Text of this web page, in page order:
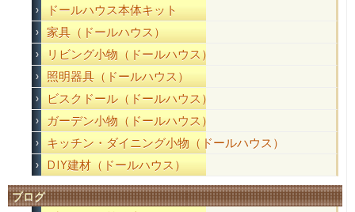
ドールハウス本体キット
家具（ドールハウス）
リビング小物（ドールハウス）
照明器具（ドールハウス）
ビスクドール（ドールハウス）
ガーデン小物（ドールハウス）
キッチン・ダイニング小物（ドールハウス）
DIY建材（ドールハウス）
ブログ